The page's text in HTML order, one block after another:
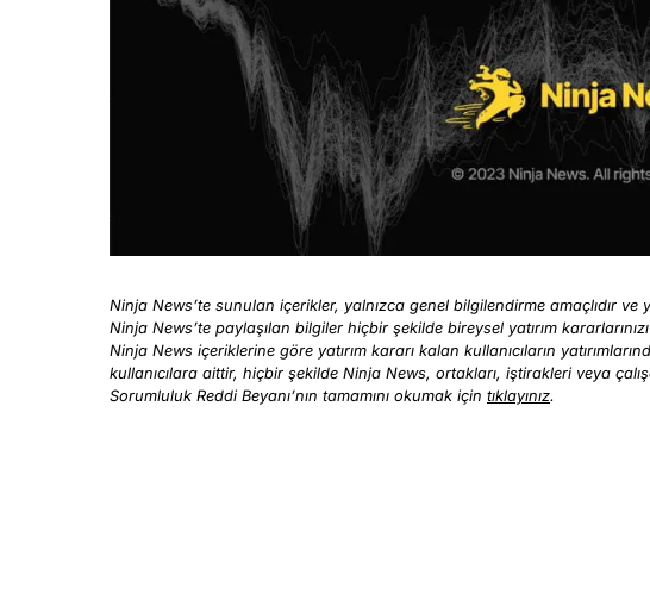
Ninja News’te sunulan içerikler, yalnızca genel bilgilendirme amaçlıdır ve
Ninja News’te paylaşılan bilgiler hiçbir şekilde bireysel yatırım
Ninja News içeriklerine göre yatırım kararı kalan kullanıcıların
kullanıcılara aittir, hiçbir şekilde Ninja News, ortakları, iştirakleri veya
Sorumluluk Reddi Beyanı’nın tamamını okumak için tıklayınız.